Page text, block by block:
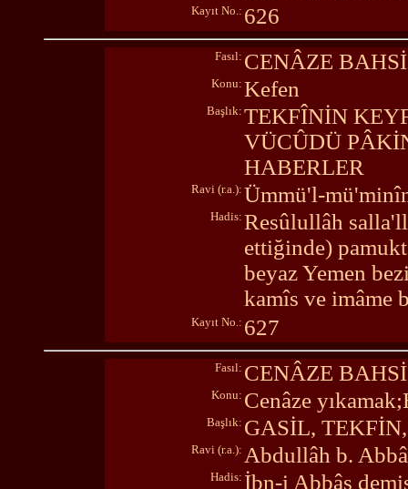
Kayıt No.: 626
Fasıl: CENÂZE BAHSİ
Konu: Kefen
Başlık: TEKFÎNİN
VÜCÛDÜ
HABERLER
Ravi (r.a.): Ümmü'l-
Hadis: Resûlullâh
ettiğinde)
beyaz Yemen
kamîs ve imâme
Kayıt No.: 627
Fasıl: CENÂZE BAHSİ
Konu: Cenâze
Başlık: GASİL,
Ravi (r.a.): Abdullâh b.
Hadis: İbn-i Abbâs